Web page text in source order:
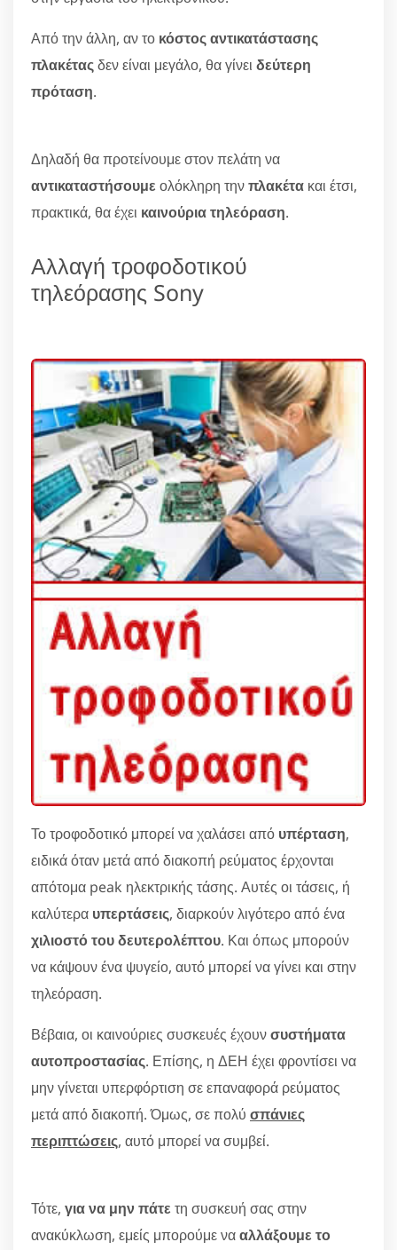
Από την άλλη, αν το κόστος αντικατάστασης
πλακέταςδεν είναι μεγάλο, θα γίνει δεύτερη
πρόταση.
Δηλαδή θα προτείνουμε στον πελάτη να
αντικαταστήσουμε ολόκληρη τηνπλακέτα και έτσι,
πρακτικά, θα έχει καινούρια τηλεόραση.
Αλλαγή τροφοδοτικού
τηλεόρασης Sony
Το τροφοδοτικό μπορεί να χαλάσει από υπέρταση,
ειδικά όταν μετά από διακοπή ρεύματος έρχονται
απότομα peak ηλεκτρικής τάσης. Αυτές οι τάσεις, ή
καλύτερα υπερτάσεις, διαρκούν λιγότερο από ένα
χιλιοστό του δευτερολέπτου. Και όπως μπορούν
να κάψουν ένα ψυγείο, αυτό μπορεί να γίνει και στην
τηλεόραση.
Βέβαια, οι καινούριες συσκευές έχουνσυστήματα
αυτοπροστασίας. Επίσης, η ΔΕΗ έχει φροντίσει να
μην γίνεται υπερφόρτιση σε επαναφορά ρεύματος
μετά από διακοπή. Όμως, σε πολύ σπάνιες
περιπτώσεις, αυτό μπορεί να συμβεί.
Τότε, για να μην πάτε τη συσκευή σας στην
ανακύκλωση, εμείς μπορούμε νααλλάξουμε το